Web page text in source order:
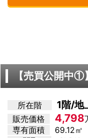
【売買公開中①
所在階 1階/地
販売価格 4,798
専有面積
69.12㎡